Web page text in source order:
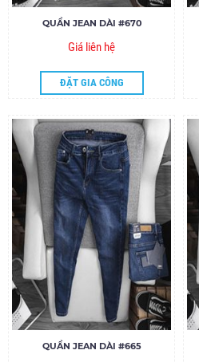
QUẦN JEAN DÀI #670
Giá liên hệ
ĐẶT GIA CÔNG
QUẦN JEAN DÀI #665